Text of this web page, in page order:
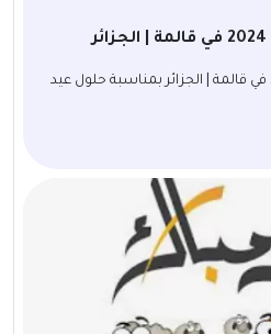
موعد صلاة عيد الأضحى 2024 في قالمة | الجزائر بمناسبة حلول عيد